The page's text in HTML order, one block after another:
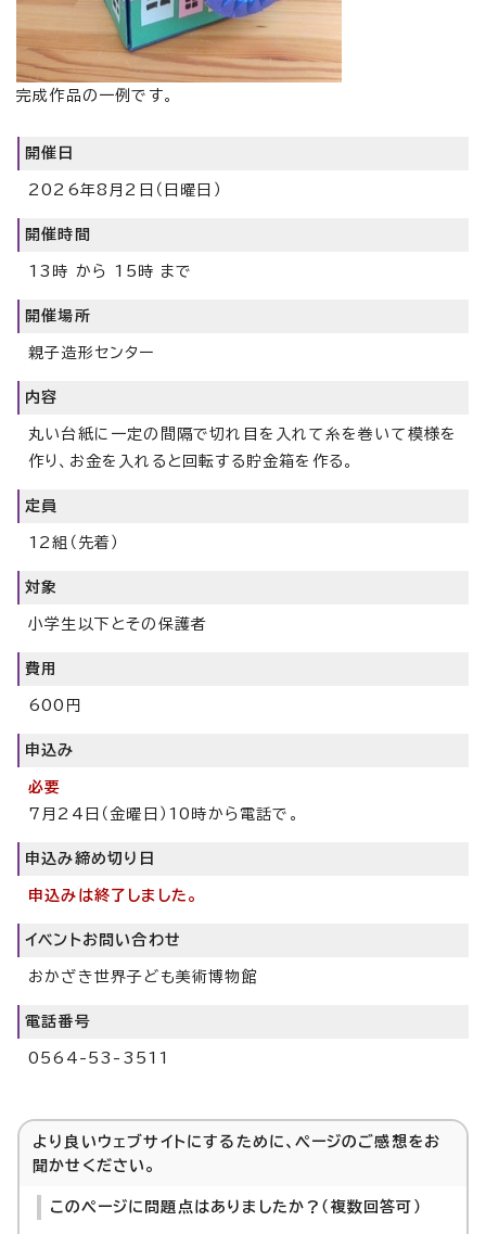
完成作品の一例です。
開催日
2026年8月2日（日曜日）
開催時間
13時 から 15時 まで
開催場所
親子造形センター
内容
丸い台紙に一定の間隔で切れ目を入れて糸を巻いて模様を
作り、お金を入れると回転する貯金箱を作る。
定員
12組（先着）
対象
小学生以下とその保護者
費用
600円
申込み
必要
7月24日（金曜日）10時から電話で。
申込み締め切り日
申込みは終了しました。
イベントお問い合わせ
おかざき世界子ども美術博物館
電話番号
0564-53-3511
より良いウェブサイトにするために、ページのご感想をお
聞かせください。
このページに問題点はありましたか？（複数回答可）